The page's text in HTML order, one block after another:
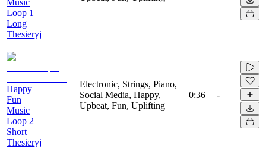
Loop 1
Long
Thesieryj
Happy
Fun
Music
Loop 2
Short
Thesieryj
Electronic, Strings, Piano,
Social Media, Happy,
Upbeat, Fun, Uplifting
0:36 -